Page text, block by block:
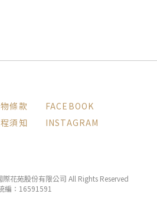
條款
須知
FACEBOOK
INSTAGRAM
花苑股份有限公司 All Rights Reserved
編：16591591